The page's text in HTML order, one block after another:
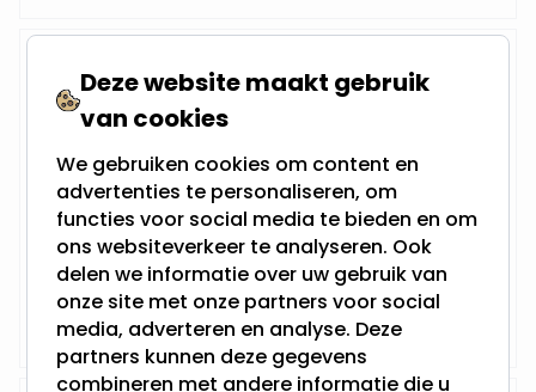
2.8 Watt - Vervangt 40Watt
Niet Dimbaar en 230Volt
Inbouwdiepte: 60MM
Boorgat: 53MM - 55MM
Integral LED - GU10
Op voorraad,
Maandag verzonden
Vanaf
Deze website maakt gebruik
van cookies
We gebruiken cookies om content en
advertenties te personaliseren, om
functies voor social media te bieden en om
ons websiteverkeer te analyseren. Ook
delen we informatie over uw gebruik van
onze site met onze partners voor social
media, adverteren en analyse. Deze
partners kunnen deze gegevens
combineren met andere informatie die u